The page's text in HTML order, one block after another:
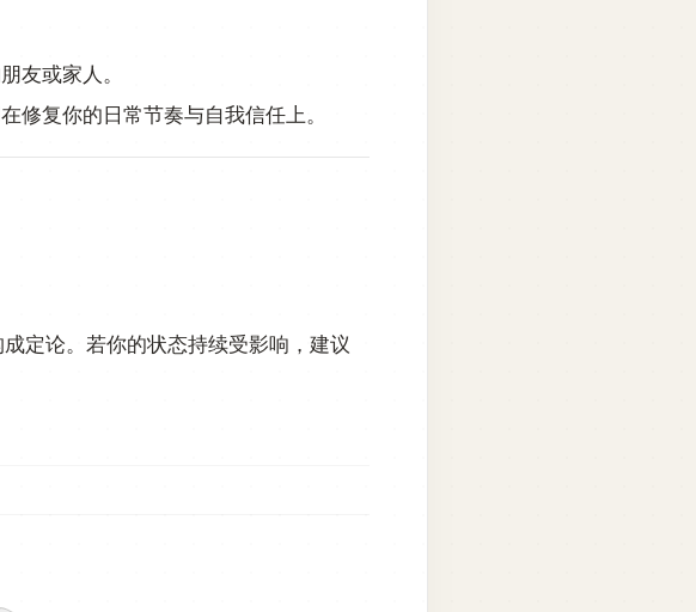
友或家人。
修复你的日常节奏与自我信任上。
定论。若你的状态持续受影响，建议